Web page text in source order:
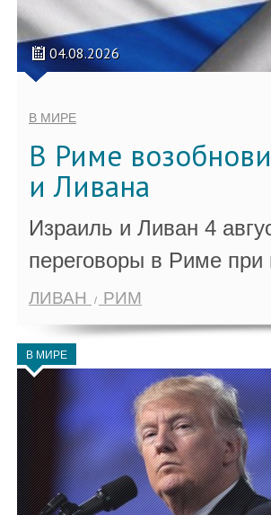
04.08.2026
В МИРЕ
В Риме
и Ливана
Израиль и Ливан 4
переговоры в Риме
ЛИВАН РИМ
В МИРЕ